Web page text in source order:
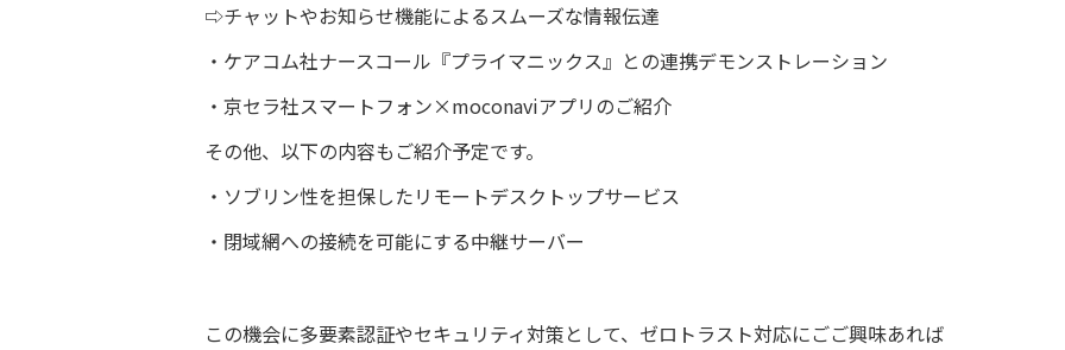
⇨チャットやお知らせ機能によるスムーズな情報伝達
・ケアコム社ナースコール『プライマニックス』との連携デモンストレーション
・京セラ社スマートフォン×moconaviアプリのご紹介
その他、以下の内容もご紹介予定です。
・ソブリン性を担保したリモートデスクトップサービス
・閉域網への接続を可能にする中継サーバー
この機会に多要素認証やセキュリティ対策として、ゼロトラスト対応にごご興味あれば